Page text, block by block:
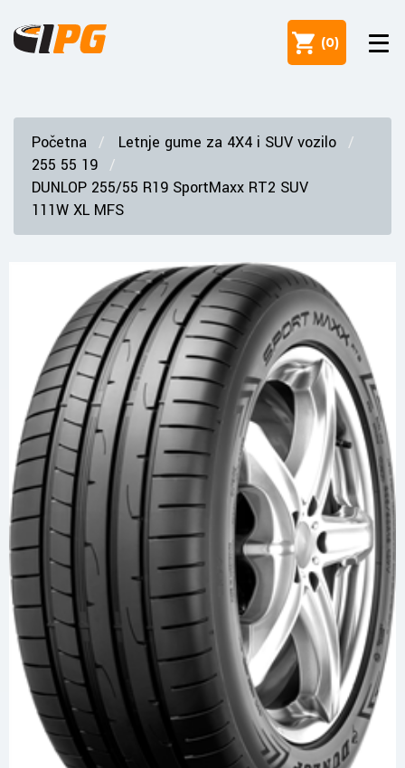
(0)
Početna
Letnje gume za 4X4 i SUV vozilo
255 55 19
DUNLOP 255/55 R19 SportMaxx RT2 SUV
111W XL MFS